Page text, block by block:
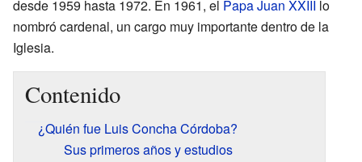
desde 1959 hasta 1972. En 1961, el PapaJuan XXIII lo
nombró cardenal, un cargo muy importante dentro de la
Iglesia.
Contenido
¿Quién fue Luis Concha Córdoba?
Sus primeros años y estudios